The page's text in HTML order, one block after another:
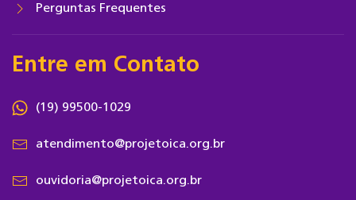
Perguntas Frequentes
Entre em Contato
(19) 99500-1029
atendimento@projetoica.org.br
ouvidoria@projetoica.org.br